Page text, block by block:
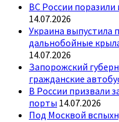
ВС России
14.07.2026
Украина выпустила
дальнобойные
14.07.2026
Запорожский
гражданские
В России призвали
порты 14.07.2026
Под Москвой